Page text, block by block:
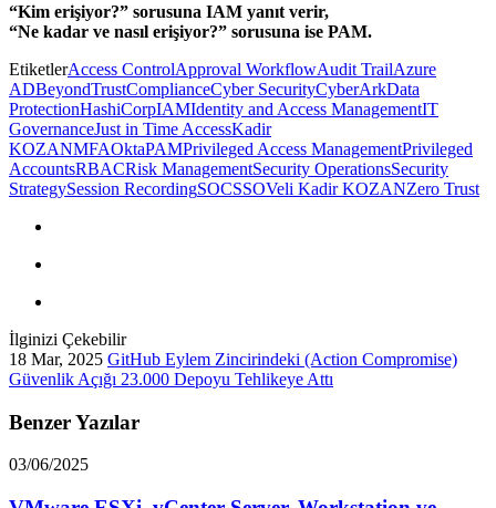
“Kim erişiyor?” sorusuna IAM yanıt verir,
“Ne kadar ve nasıl erişiyor?” sorusuna ise PAM.
EtiketlerAccess ControlApproval WorkflowAudit TrailAzure
ADBeyondTrustComplianceCyber SecurityCyberArkData
ProtectionHashiCorpIAMIdentity and Access ManagementIT
GovernanceJust in Time AccessKadir
KOZANMFAOktaPAMPrivileged Access ManagementPrivileged
AccountsRBACRisk ManagementSecurity OperationsSecurity
StrategySession RecordingSOCSSOVeli Kadir KOZANZero Trust
İlginizi Çekebilir
18 Mar, 2025 GitHub Eylem Zincirindeki (Action Compromise)
Güvenlik Açığı 23.000 Depoyu Tehlikeye Attı
Benzer Yazılar
03/06/2025